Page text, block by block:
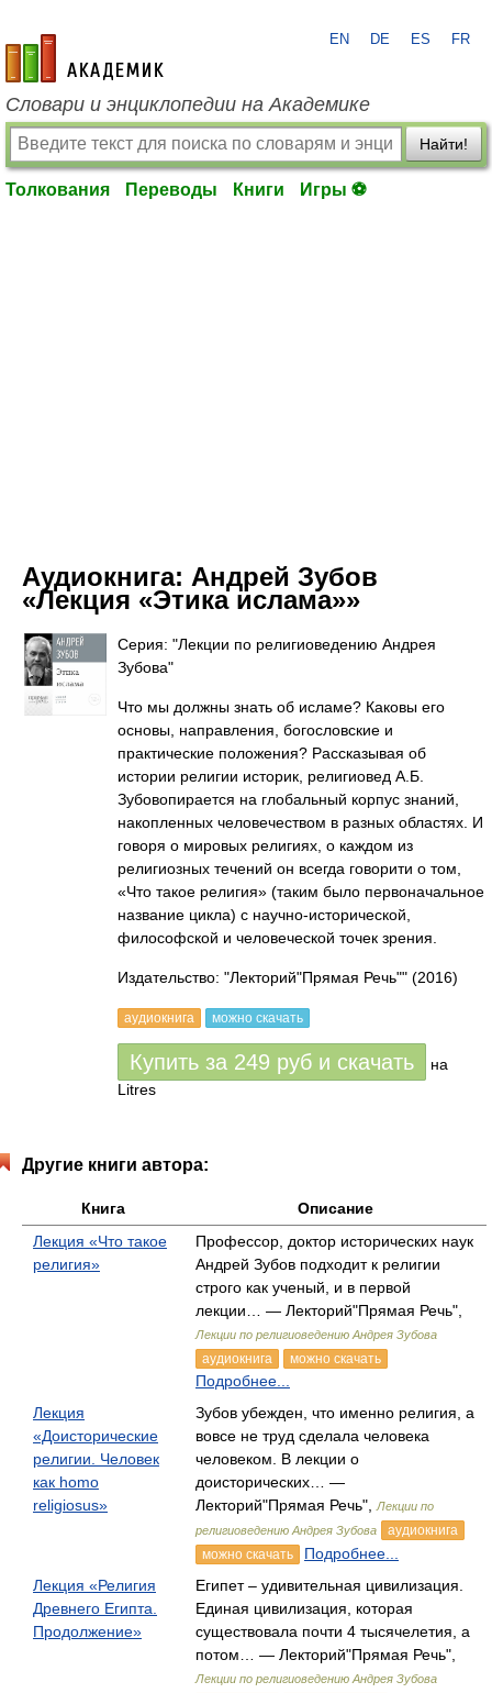
academic.ru
EN DE ES FR
Словари и энциклопедии на Академике
Найти!
Толкования Переводы Книги Игры ⚽
Аудиокнига: Андрей Зубов
«Лекция «Этика ислама»»
Серия: "Лекции по религиоведению Андрея
Зубова"
Что мы должны знать об исламе? Каковы его
основы, направления, богословские и
практические положения? Рассказывая об
истории религии историк, религиовед А.Б.
Зубовопирается на глобальный корпус знаний,
накопленных человечеством в разных областях. И
говоря о мировых религиях, о каждом из
религиозных течений он всегда говорити о том,
«Что такое религия» (таким было первоначальное
название цикла) с научно-исторической,
философской и человеческой точек зрения.
Издательство: "Лекторий"Прямая Речь"" (2016)
аудиокнига можно скачать
Купить за 249 руб и скачать
на
Litres
Другие книги автора:
Книга
Описание
Лекция «Что такое
религия»
Профессор, доктор исторических наук
Андрей Зубов подходит к религии
строго как ученый, и в первой
лекции… — Лекторий"Прямая Речь",
Лекции по религиоведению Андрея Зубова
аудиокнига можно скачать
Подробнее...
Лекция
«Доисторические
религии. Человек
как homo
religiosus»
Зубов убежден, что именно религия, а
вовсе не труд сделала человека
человеком. В лекции о
доисторических… —
Лекторий"Прямая Речь",
Лекции по
религиоведению Андрея Зубова
аудиокнига
можно скачать
Подробнее...
Лекция «Религия
Древнего Египта.
Продолжение»
Египет – удивительная цивилизация.
Единая цивилизация, которая
существовала почти 4 тысячелетия, а
потом… — Лекторий"Прямая Речь",
Лекции по религиоведению Андрея Зубова